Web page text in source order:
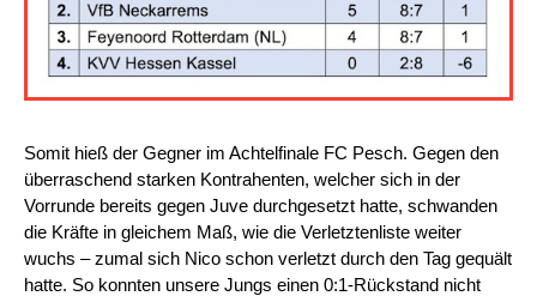
Somit hieß der Gegner im Achtelfinale FC Pesch. Gegen den
überraschend starken Kontrahenten, welcher sich in der
Vorrunde bereits gegen Juve durchgesetzt hatte, schwanden
die Kräfte in gleichem Maß, wie die Verletztenliste weiter
wuchs – zumal sich Nico schon verletzt durch den Tag gequält
hatte. So konnten unsere Jungs einen 0:1-Rückstand nicht